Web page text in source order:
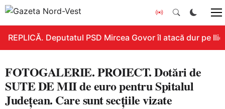
REPLICĂ. Deputatul PSD Mircea Govor îl atacă dur pe
FOTOGALERIE. PROIECT. Dotări de
SUTE DE MII de euro pentru Spitalul
Județean. Care sunt secțiile vizate